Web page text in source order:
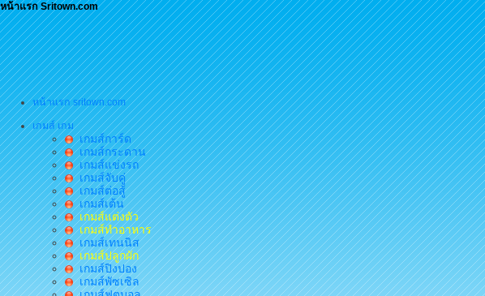
หน้าแรก Sritown.com
หน้าแรก sritown.com
เกมส์ เกม
เกมส์การ์ด
เกมส์กระดาน
เกมส์แข่งรถ
เกมส์จับคู่
เกมส์ต่อสู้
เกมส์เต้น
เกมส์แต่งตัว
เกมส์ทำอาหาร
เกมส์เทนนิส
เกมส์ปลูกผัก
เกมส์ปิงปอง
เกมส์พัซเซิล